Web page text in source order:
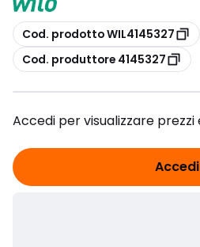
copia
Cod. prodotto WIL4145327
copia
Cod. produttore 4145327
Accedi per visualizzare prezzi
Accedi